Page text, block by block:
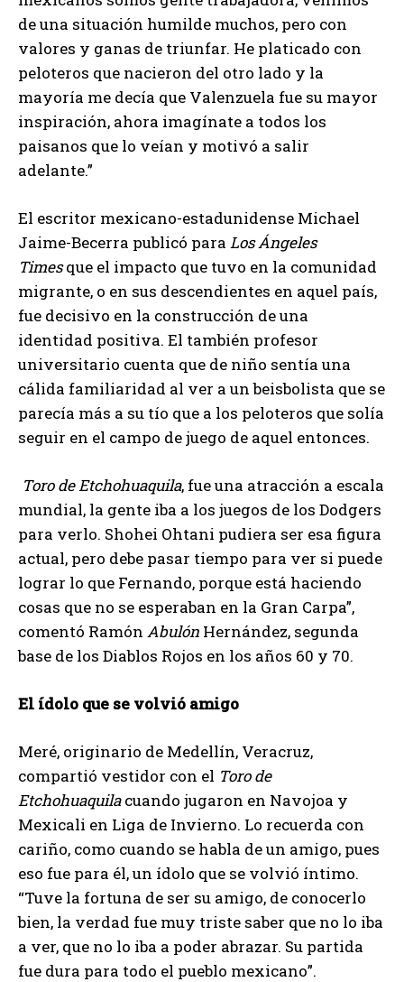
de una situación humilde muchos, pero con
valores y ganas de triunfar. He platicado con
peloteros que nacieron del otro lado y la
mayoría me decía que Valenzuela fue su mayor
inspiración, ahora imagínate a todos los
paisanos que lo veían y motivó a salir
adelante.”
El escritor mexicano-estadunidense Michael
Jaime-Becerra publicó para Los Ángeles
Timesque el impacto que tuvo en la comunidad
migrante, o en sus descendientes en aquel país,
fue decisivo en la construcción de una
identidad positiva. El también profesor
universitario cuenta que de niño sentía una
cálida familiaridad al ver a un beisbolista que se
parecía más a su tío que a los peloteros que solía
seguir en el campo de juego de aquel entonces.
Toro de Etchohuaquila, fue una atracción a escala
mundial, la gente iba a los juegos de los Dodgers
para verlo. Shohei Ohtani pudiera ser esa figura
actual, pero debe pasar tiempo para ver si puede
lograr lo que Fernando, porque está haciendo
cosas que no se esperaban en la Gran Carpa”,
comentó Ramón Abulón Hernández, segunda
base de los Diablos Rojos en los años 60 y 70.
El ídolo que se volvió amigo
Meré, originario de Medellín, Veracruz,
compartió vestidor con el Toro de
Etchohuaquilacuando jugaron en Navojoa y
Mexicali en Liga de Invierno. Lo recuerda con
cariño, como cuando se habla de un amigo, pues
eso fue para él, un ídolo que se volvió íntimo.
“Tuve la fortuna de ser su amigo, de conocerlo
bien, la verdad fue muy triste saber que no lo iba
a ver, que no lo iba a poder abrazar. Su partida
fue dura para todo el pueblo mexicano”.